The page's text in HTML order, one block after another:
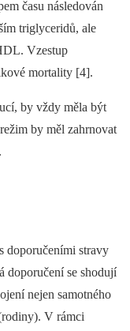
času následován
triglyceridů, ale
Vzestup
mortality [4].
by vždy měla být
by měl zahrnovat
doporučeními stravy
doporučení se shodují
nejen samotného
V rámci